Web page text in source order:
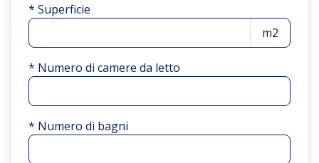
* Superficie
m2
* Numero di camere da letto
* Numero di bagni